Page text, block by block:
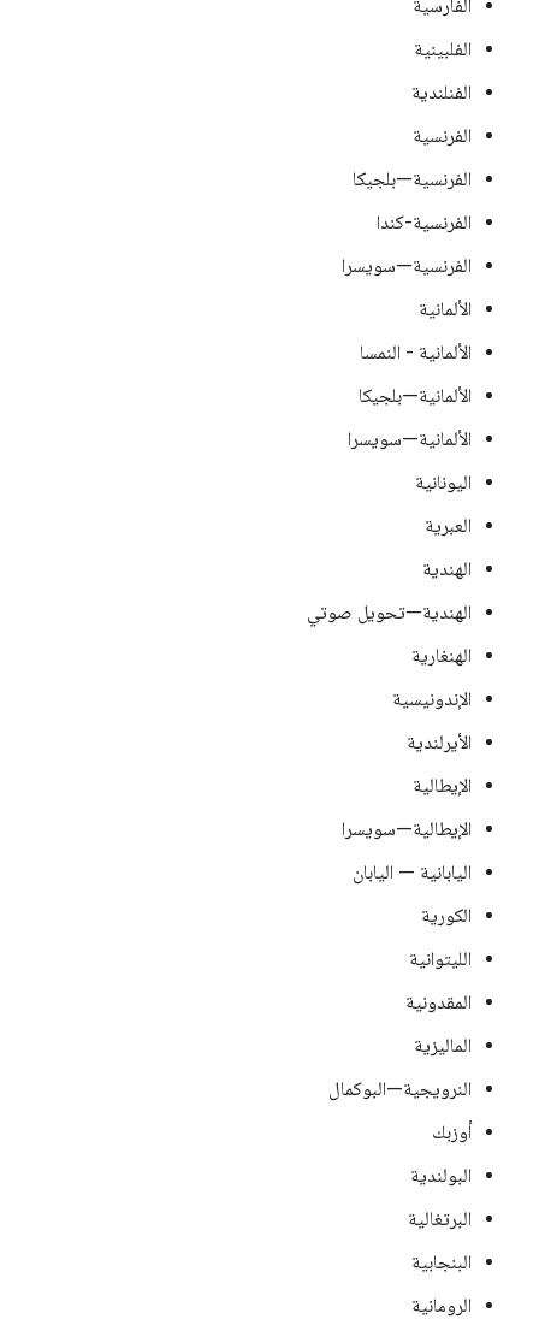
الفارسية
الفلبينية
الفنلندية
الفرنسية
الفرنسية—بلجيكا
الفرنسية-كندا
الفرنسية—سويسرا
الألمانية
الألمانية - النمسا
الألمانية—بلجيكا
الألمانية—سويسرا
اليونانية
العبرية
الهندية
الهندية—تحويل صوتي
الهنغارية
الإندونيسية
الأيرلندية
الإيطالية
الإيطالية—سويسرا
اليابانية — اليابان
الكورية
الليتوانية
المقدونية
الماليزية
النرويجية—البوكمال
أوزبك
البولندية
البرتغالية
البنجابية
الرومانية